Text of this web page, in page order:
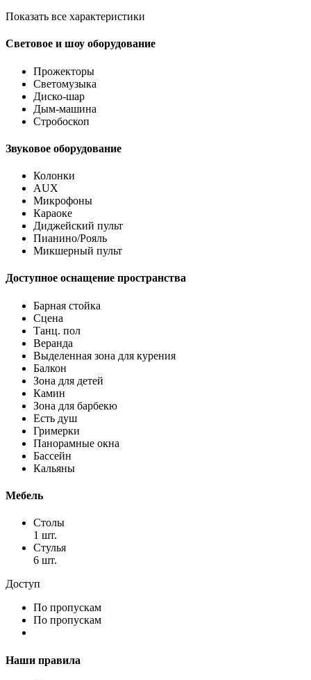
Показать все характеристики
Световое и шоу оборудование
Прожекторы
Светомузыка
Диско-шар
Дым-машина
Стробоскоп
Звуковое оборудование
Колонки
AUX
Микрофоны
Караоке
Диджейский пульт
Пианино/Рояль
Микшерный пульт
Доступное оснащение пространства
Барная стойка
Сцена
Танц. пол
Веранда
Выделенная зона для курения
Балкон
Зона для детей
Камин
Зона для барбекю
Есть душ
Гримерки
Панорамные окна
Бассейн
Кальяны
Мебель
Столы
1 шт.
Стулья
6 шт.
Доступ
По пропускам
По пропускам
Наши правила